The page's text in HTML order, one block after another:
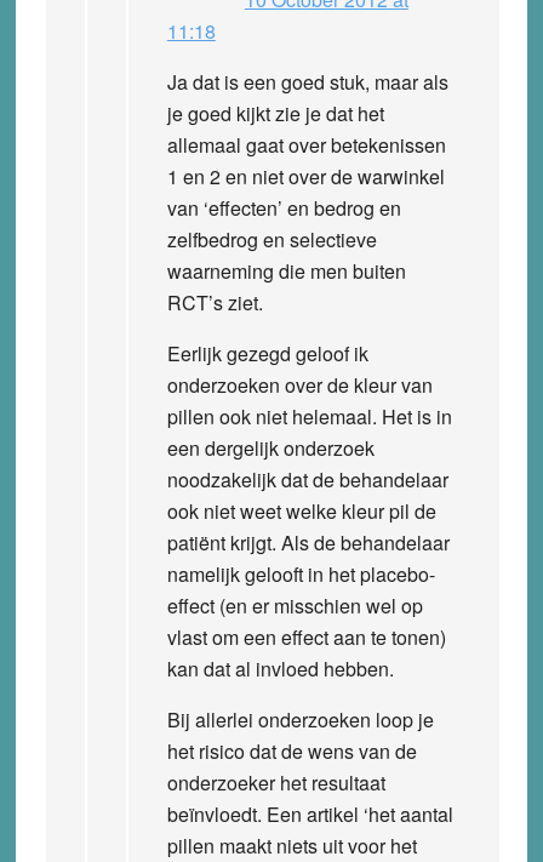
11:18
Ja dat is een goed stuk, maar als
je goed kijkt zie je dat het
allemaal gaat over betekenissen
1 en 2 en niet over de warwinkel
van ‘effecten’ en bedrog en
zelfbedrog en selectieve
waarneming die men buiten
RCT’s ziet.
Eerlijk gezegd geloof ik
onderzoeken over de kleur van
pillen ook niet helemaal. Het is in
een dergelijk onderzoek
noodzakelijk dat de behandelaar
ook niet weet welke kleur pil de
patiënt krijgt. Als de behandelaar
namelijk gelooft in het placebo-
effect (en er misschien wel op
vlast om een effect aan te tonen)
kan dat al invloed hebben.
Bij allerlei onderzoeken loop je
het risico dat de wens van de
onderzoeker het resultaat
beïnvloedt. Een artikel ‘het aantal
pillen maakt niets uit voor het